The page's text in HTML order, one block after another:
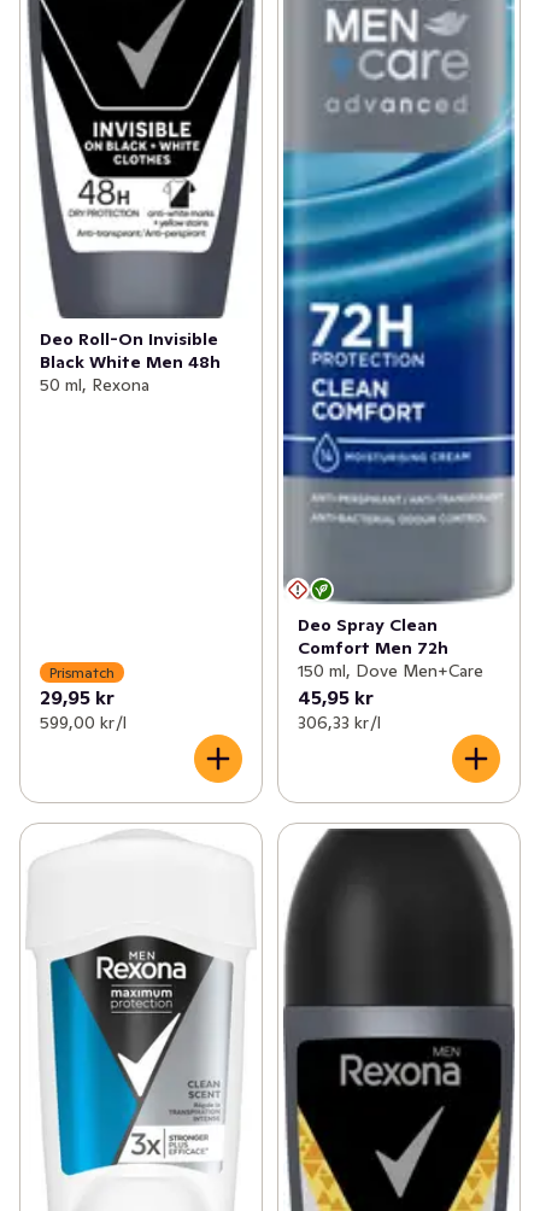
Deo Roll-On Invisible
Black White Men 48h
50 ml, Rexona
Prismatch
29,95 kr
599,00 kr /l
Deo Spray Clean
Comfort Men 72h
150 ml, Dove Men+Care
45,95 kr
306,33 kr /l